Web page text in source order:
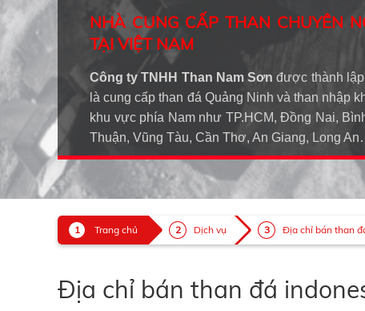
NHÀ CUNG CẤP THAN CHUYÊN
TẠI VIỆT NAM
Công ty TNHH Than Nam Sơnđược thành
là cung cấp than đá Quảng Ninh và than nhập
khu vực phía Nam như TP.HCM, Đồng Nai,
Thuận, Vũng Tàu, Cần Thơ, An Giang, Long
Trang chủ Dịch vụ Địa chỉ bán than
Địa chỉ bán than đá